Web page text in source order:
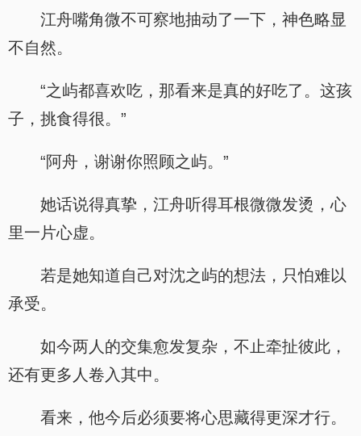
江舟嘴角微不可察地抽动了一下，神色略显
不自然。
“之屿都喜欢吃，那看来是真的好吃了。这孩
子，挑食得很。”
“阿舟，谢谢你照顾之屿。”
她话说得真挚，江舟听得耳根微微发烫，心
里一片心虚。
若是她知道自己对沈之屿的想法，只怕难以
承受。
如今两人的交集愈发复杂，不止牵扯彼此，
还有更多人卷入其中。
看来，他今后必须要将心思藏得更深才行。